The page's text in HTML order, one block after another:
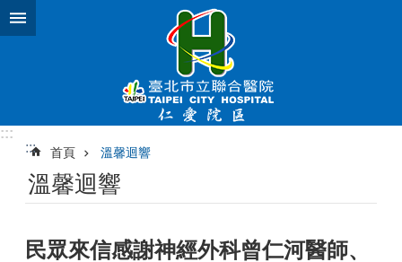
跳到主要內容區塊
:::
:::
首頁 溫馨迴響
溫馨迴響
民眾來信感謝神經外科曾仁河醫師、